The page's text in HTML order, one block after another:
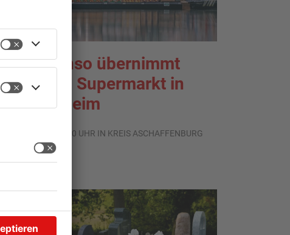
Tante Enso übernimmt
einzigen Supermarkt in
Pflaumheim
06.08.2026, 05:30 UHR IN KREIS ASCHAFFENBURG